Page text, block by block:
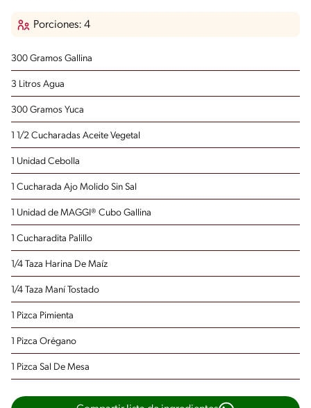
Porciones: 4
300 Gramos Gallina
3 Litros Agua
300 Gramos Yuca
1 1/2 Cucharadas Aceite Vegetal
1 Unidad Cebolla
1 Cucharada Ajo Molido Sin Sal
1 Unidad de MAGGI® Cubo Gallina
1 Cucharadita Palillo
1/4 Taza Harina De Maíz
1/4 Taza Maní Tostado
1 Pizca Pimienta
1 Pizca Orégano
1 Pizca Sal De Mesa